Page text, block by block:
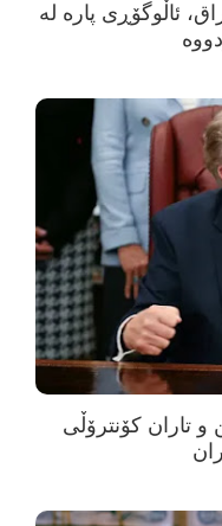
ئاڵوگۆڕی پارە لە
و تاران کۆنترۆڵی